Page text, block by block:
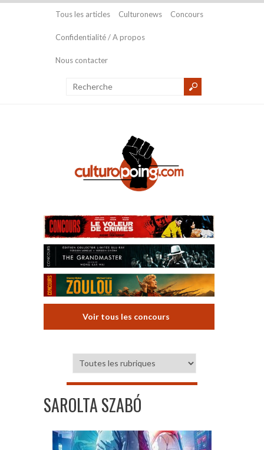
Tous les articles Culturonews Concours
Confidentialité / A propos
Nous contacter
Voir tous les concours
SAROLTA SZABÓ